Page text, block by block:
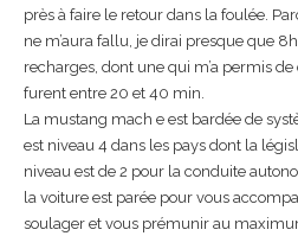
près à faire le retour dans la foulée.
ne m’aura fallu, je dirai presque que
recharges, dont une qui m’a permis
furent entre 20 et 40 min.
La mustang mach e est bardée de
est niveau 4 dans les pays dont la
niveau est de 2 pour la conduite
la voiture est parée pour vous
soulager et vous prémunir au